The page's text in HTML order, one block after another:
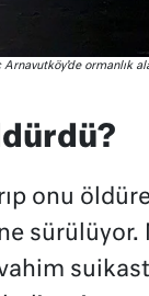
ormanlık
onu